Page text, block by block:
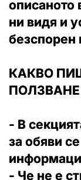
описаното
ни видя и
безспорен
КАКВО
- В
за обяви
- Че не е